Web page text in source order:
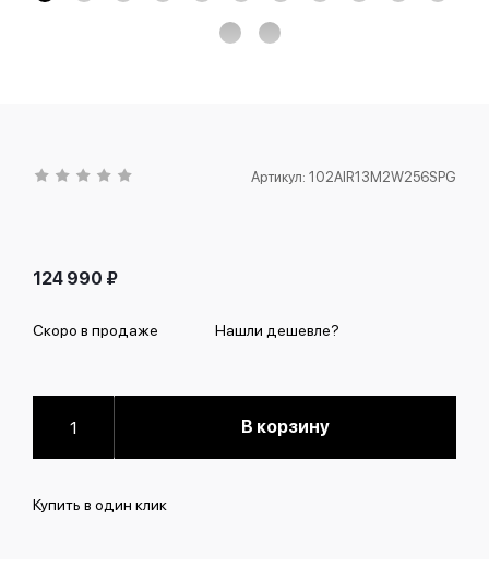
Артикул: 102AIR13M2W256SPG
124 990 ₽
Скоро в продаже Нашли дешевле?
В корзину
Купить в один клик